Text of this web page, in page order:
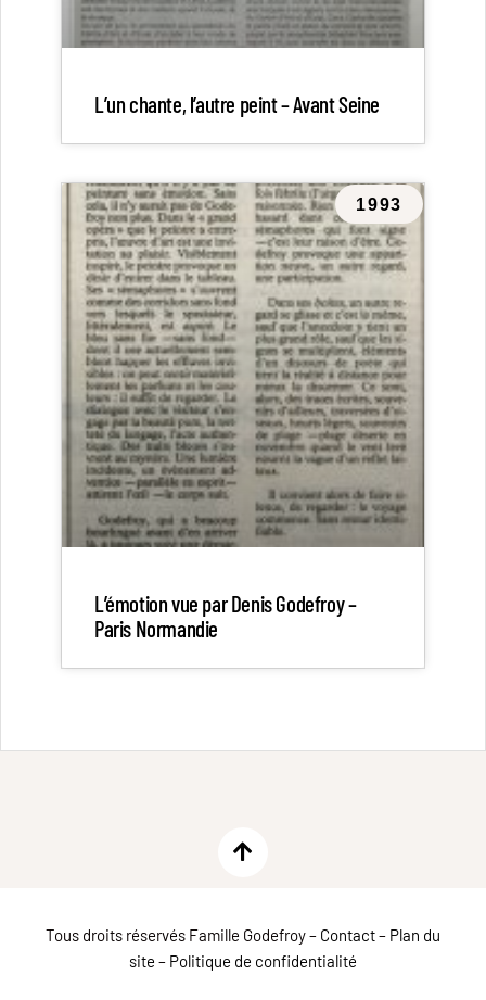
L’un chante, l’autre peint – Avant Seine
1993
L’émotion vue par Denis Godefroy –
Paris Normandie
Tous droits réservés Famille Godefroy – Contact– Plan du
site – Politique de confidentialité